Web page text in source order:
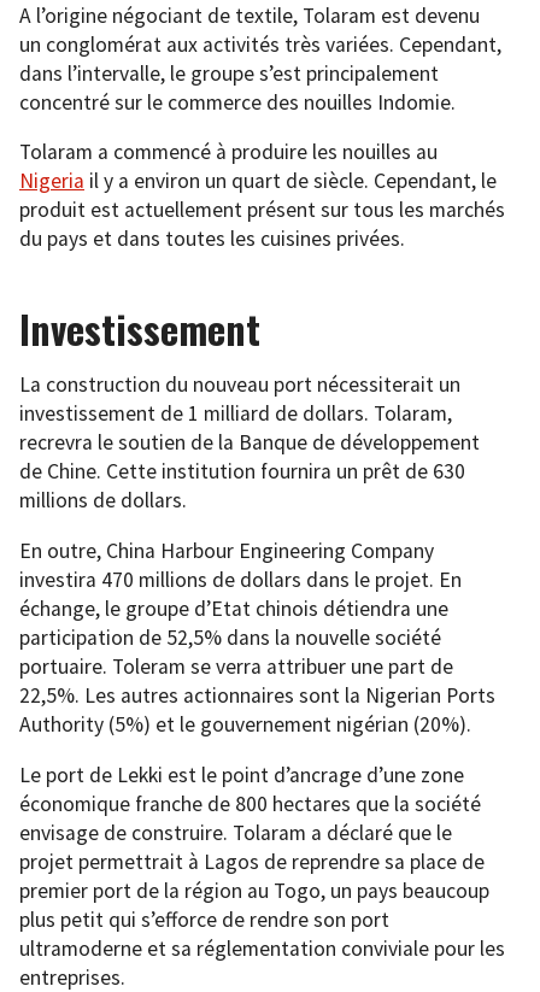
A l’origine négociant de textile, Tolaram est devenu
un conglomérat aux activités très variées. Cependant,
dans l’intervalle, le groupe s’est principalement
concentré sur le commerce des nouilles Indomie.
Tolaram a commencé à produire les nouilles au
Nigeria il y a environ un quart de siècle. Cependant, le
produit est actuellement présent sur tous les marchés
du pays et dans toutes les cuisines privées.
Investissement
La construction du nouveau port nécessiterait un
investissement de 1 milliard de dollars. Tolaram,
recrevra le soutien de la Banque de développement
de Chine. Cette institution fournira un prêt de 630
millions de dollars.
En outre, China Harbour Engineering Company
investira 470 millions de dollars dans le projet. En
échange, le groupe d’Etat chinois détiendra une
participation de 52,5% dans la nouvelle société
portuaire. Toleram se verra attribuer une part de
22,5%. Les autres actionnaires sont la Nigerian Ports
Authority (5%) et le gouvernement nigérian (20%).
Le port de Lekki est le point d’ancrage d’une zone
économique franche de 800 hectares que la société
envisage de construire. Tolaram a déclaré que le
projet permettrait à Lagos de reprendre sa place de
premier port de la région au Togo, un pays beaucoup
plus petit qui s’efforce de rendre son port
ultramoderne et sa réglementation conviviale pour les
entreprises.